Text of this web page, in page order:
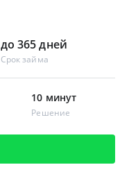
до 365 дней
Срок займа
10 минут
Решение